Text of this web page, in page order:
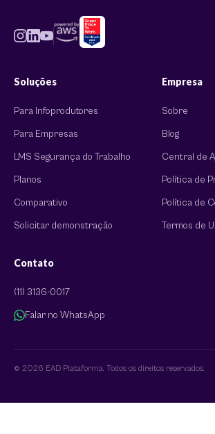
Soluções
Para Infoprodutores
Para Empresas
LMS Segurança do Trabalho
Planos
Comparativo
Solicitar demonstração
Empresa
Sobre
Blog
Central de
Política de
Política de
Termos de
Contato
(11) 3136-0017
Falar no WhatsApp
© 2026 EAD Plataforma. Todos os direitos reservados.